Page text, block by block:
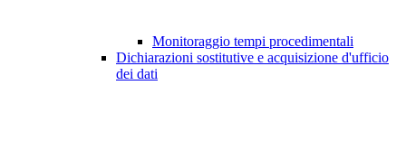
Monitoraggio tempi procedimentali
Dichiarazioni sostitutive e acquisizione d'ufficio
dei dati